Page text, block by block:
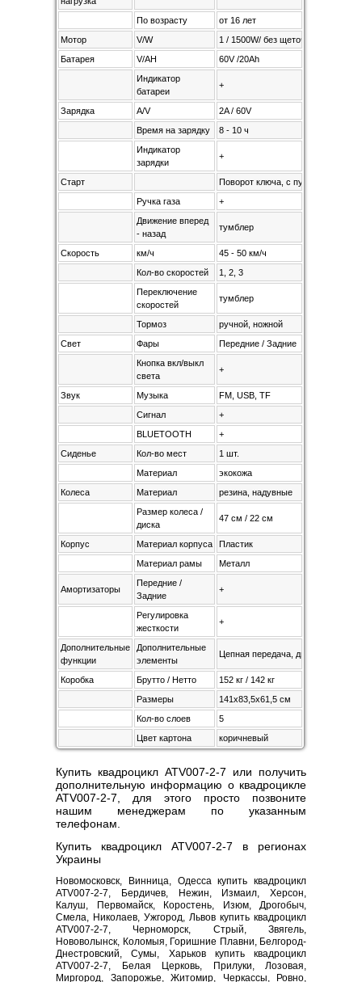
По возрасту
от 16 лет
Мотор
V/W
1 / 1500W/ без щеточный
Батарея
V/AH
60V /20Ah
Индикатор
батареи
+
Зарядка A/V
2A / 60V
Время на зарядку
8 - 10 ч
Индикатор
зарядки
+
Старт
Поворот ключа, с пульта
Ручка газа
+
Движение вперед
- назад
тумблер
Скорость км/ч
45 - 50 км/ч
Кол-во скоростей
1, 2, 3
Переключение
скоростей
тумблер
Тормоз
ручной, ножной
Свет
Фары
Передние / Задние
Кнопка вкл/выкл
света
+
Звук Музыка
FM, USB, TF
Сигнал
+
BLUETOOTH
+
Сиденье
Кол-во мест
1 шт.
Материал
экокожа
Колеса
Материал
резина, надувные
Размер колеса /
диска
47 см / 22 см
Корпус Материал корпуса
Пластик
Материал рамы
Металл
Амортизаторы
Передние /
Задние
+
Регулировка
жесткости
+
Дополнительные
функции
Дополнительные
элементы
Цепная передача, дисковые
Коробка Брутто / Нетто
152 кг / 142 кг
Размеры
141x83,5х61,5 см
Кол-во слоев
5
Цвет картона
коричневый
Купить квадроцикл ATV007-2-7 или получить
дополнительную информацию о квадроцикле
ATV007-2-7, для этого просто позвоните
нашим менеджерам по указанным
телефонам.
Купить квадроцикл ATV007-2-7 в регионах
Украины
Новомосковск, Винница, Одесса купить квадроцикл
ATV007-2-7, Бердичев, Нежин, Измаил, Херсон,
Калуш, Первомайск, Коростень, Изюм, Дрогобыч,
Смела, Николаев, Ужгород, Львов купить квадроцикл
ATV007-2-7, Черноморск, Стрый, Звягель,
Нововолынск, Коломыя, Горишние Плавни, Белгород-
Днестровский, Сумы, Харьков купить квадроцикл
ATV007-2-7, Белая Церковь, Прилуки, Лозовая,
Миргород, Запорожье, Житомир, Черкассы, Ровно,